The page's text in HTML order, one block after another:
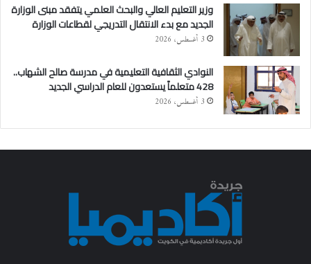
وزير التعليم العالي والبحث العلمي يتفقد مبنى الوزارة
الجديد مع بدء الانتقال التدريجي لقطاعات الوزارة
3 أغسطس، 2026
النوادي الثقافية التعليمية في مدرسة صالح الشهاب..
428 متعلماً يستعدون للعام الدراسي الجديد
3 أغسطس، 2026